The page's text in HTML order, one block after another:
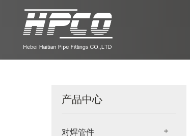
产品中心
对焊管件